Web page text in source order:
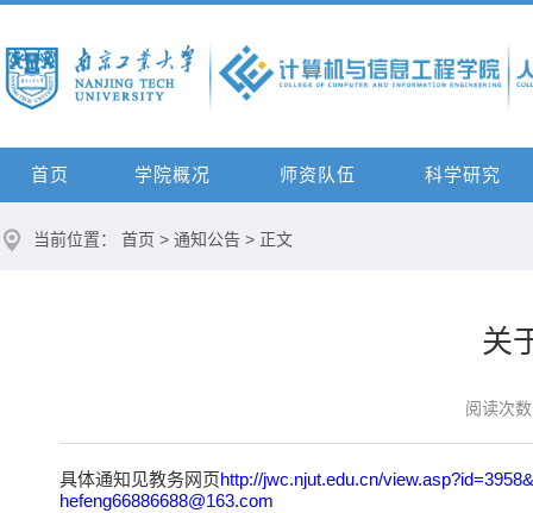
首页 学院概况 师资队伍 科学研究
当前位置： 首页 > 通知公告 > 正文
关
阅读次
具体通知见教务网页http://jwc.njut.edu.cn/
hefeng66886688@163.com